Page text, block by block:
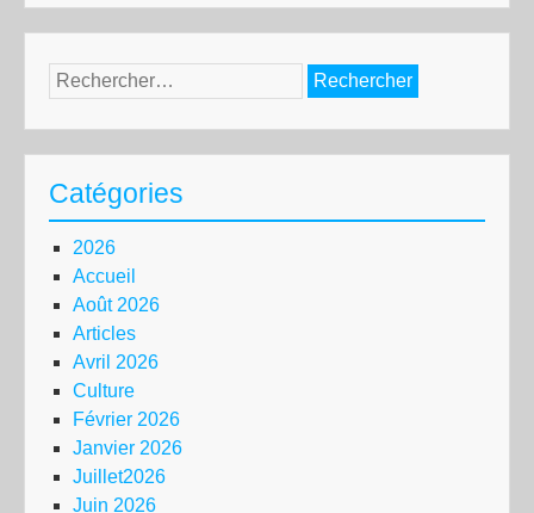
Rechercher :
Catégories
2026
Accueil
Août 2026
Articles
Avril 2026
Culture
Février 2026
Janvier 2026
Juillet2026
Juin 2026